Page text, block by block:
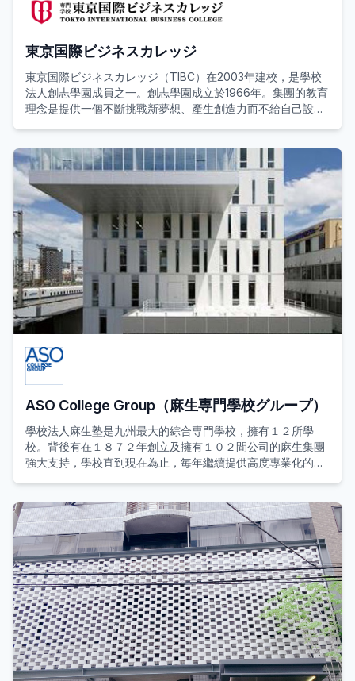
東京国際ビジネスカレッジ
東京国際ビジネスカレッジ（TIBC）在2003年建校，是學校
法人創志學園成員之一。創志學園成立於1966年。集團的教育
理念是提供一個不斷挑戰新夢想、產生創造力而不給自己設界
IPU環太平洋大學，是一所多元化的教育團體。
TIBC坐落於淺草橋，靠近世界著名的日本文化中心淺草和秋葉
原，從學校的教室就可以看到東京晴空塔。在日語科的第一
年，學校會著力於提高同學的日語能力，在第二年會根據同學
的職業目標提供對策培訓。為希望在日本就業的同學提供從西
裝的穿法到商務禮儀和面試指導等的全面指導，對於希望升讀
大學的同學，我們還會支援各同學應付日本留學試験對策和作
成研究計劃書等。
ASO College Group（麻生専門學校グループ）
學校法人麻生塾是九州最大的綜合専門學校，擁有１２所學
校。背後有在１８７２年創立及擁有１０２間公司的麻生集團
強大支持，學校直到現在為止，毎年繼續提供高度專業化的教
畢業生是麻生專門學校集團的“業界内高就業率”的最佳證明。